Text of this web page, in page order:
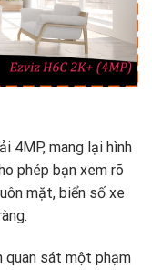
4MP, mang lại hình
phép bạn xem rõ
mặt, biển số xe
quan sát một phạm